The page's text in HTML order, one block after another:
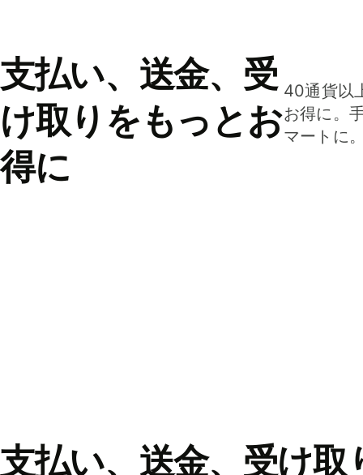
支払い、送金、受
け取りをもっとお
得に
40通貨以
お得に。
マートに
支払い、送金、受け取